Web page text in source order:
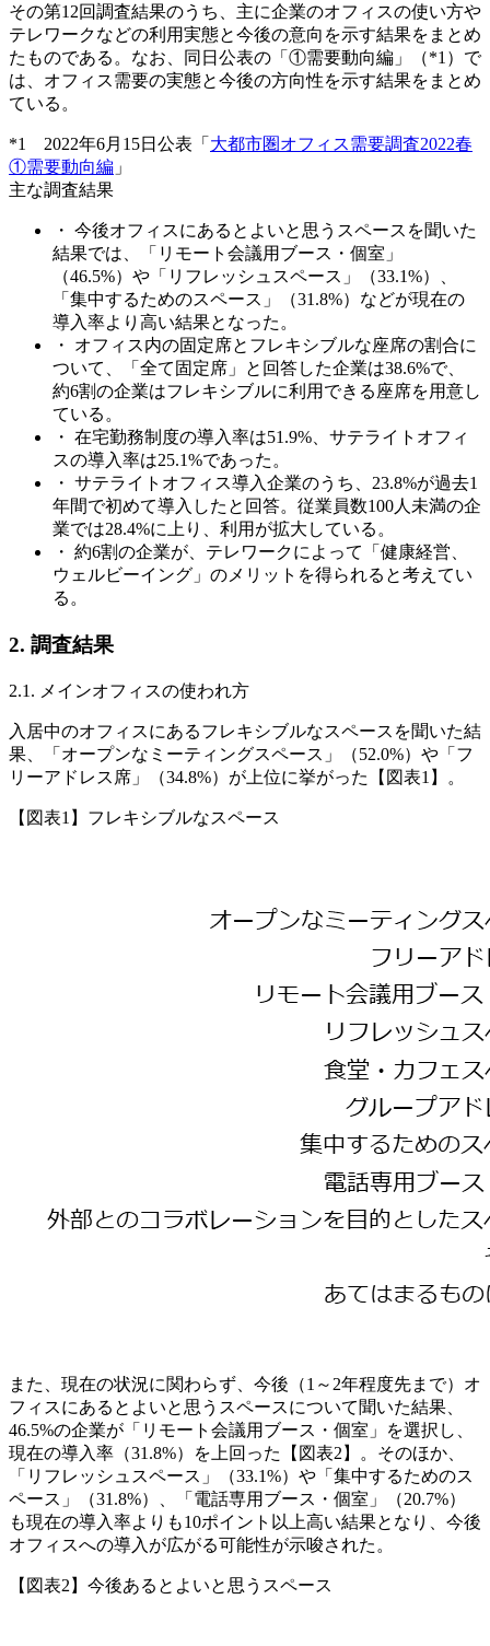
その第12回調査結果のうち、主に企業のオフィスの使い方や
テレワークなどの利用実態と今後の意向を示す結果をまとめ
たものである。なお、同日公表の「①需要動向編」（*1）で
は、オフィス需要の実態と今後の方向性を示す結果をまとめ
ている。
*1 2022年6月15日公表「 大都市圏オフィス需要調査2022春
①需要動向編 」
主な調査結果
・ 今後オフィスにあるとよいと思うスペースを聞いた
結果では、「リモート会議用ブース・個室」
（46.5%）や「リフレッシュスペース」（33.1%）、
「集中するためのスペース」（31.8%）などが現在の
導入率より高い結果となった。
・ オフィス内の固定席とフレキシブルな座席の割合に
ついて、「全て固定席」と回答した企業は38.6%で、
約6割の企業はフレキシブルに利用できる座席を用意し
ている。
・ 在宅勤務制度の導入率は51.9%、サテライトオフィ
スの導入率は25.1%であった。
・ サテライトオフィス導入企業のうち、23.8%が過去1
年間で初めて導入したと回答。従業員数100人未満の企
業では28.4%に上り、利用が拡大している。
・ 約6割の企業が、テレワークによって「健康経営、
ウェルビーイング」のメリットを得られると考えてい
る。
2. 調査結果
2.1. メインオフィスの使われ方
入居中のオフィスにあるフレキシブルなスペースを聞いた結
果、「オープンなミーティングスペース」（52.0%）や「フ
リーアドレス席」（34.8%）が上位に挙がった【図表1】。
【図表1】フレキシブルなスペース
また、現在の状況に関わらず、今後（1～2年程度先まで）オ
フィスにあるとよいと思うスペースについて聞いた結果、
46.5%の企業が「リモート会議用ブース・個室」を選択し、
現在の導入率（31.8%）を上回った【図表2】。そのほか、
「リフレッシュスペース」（33.1%）や「集中するためのス
ペース」（31.8%）、「電話専用ブース・個室」（20.7%）
も現在の導入率よりも10ポイント以上高い結果となり、今後
オフィスへの導入が広がる可能性が示唆された。
【図表2】今後あるとよいと思うスペース